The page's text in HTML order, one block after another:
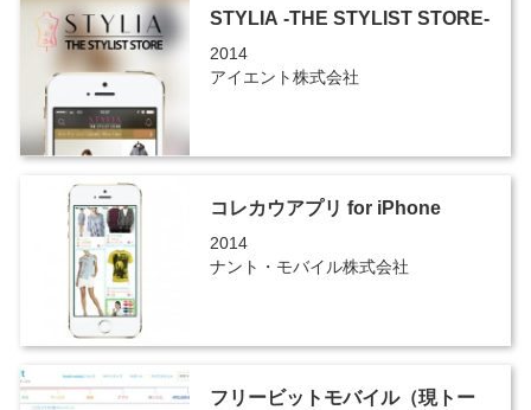
STYLIA -THE STYLIST STORE-
2014
アイエント株式会社
コレカウアプリ for iPhone
2014
ナント・モバイル株式会社
フリービットモバイル（現トー